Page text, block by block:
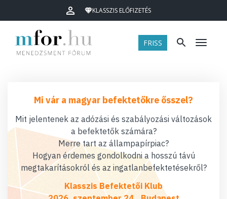
KLASSZIS ELŐFIZETÉS
FRISS Menü
Mi vár a magyar befektetőkre ősszel?
Mit jelentenek az adózási és szabályozási változások
a befektetők számára?
Merre tart az állampapírpiac?
Hogyan érdemes gondolkodni a hosszú távú
megtakarításokról és az ingatlanbefektetésekről?
Klasszis Befektetői Klub